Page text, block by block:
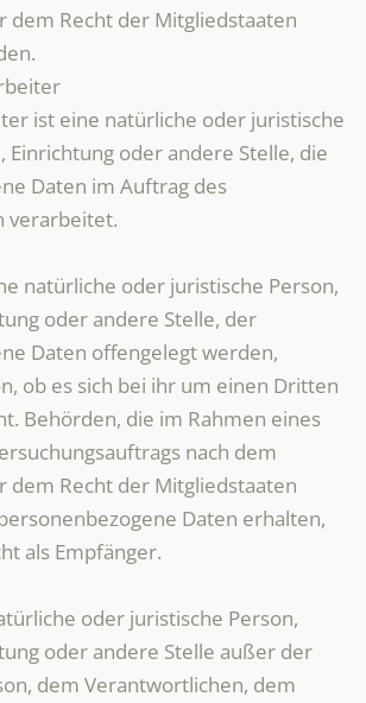
dem Recht der Mitgliedstaaten
ist eine natürliche oder juristische
Einrichtung oder andere Stelle, die
Daten im Auftrag des
verarbeitet.
natürliche oder juristische Person,
oder andere Stelle, der
Daten offengelegt werden,
ob es sich bei ihr um einen Dritten
Behörden, die im Rahmen eines
nach dem
dem Recht der Mitgliedstaaten
Daten erhalten,
als Empfänger.
oder juristische Person,
oder andere Stelle außer der
dem Verantwortlichen, dem